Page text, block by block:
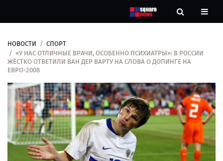
Новости
Контакты
нас
НОВОСТИ
СПОРТ
«У НАС ОТЛИЧНЫЕ ВРАЧИ, ОСОБЕННО ПСИХИАТРЫ»: В РОССИИ
ЖЁСТКО ОТВЕТИЛИ ВАН ДЕР ВАРТУ НА СЛОВА О ДОПИНГЕ НА
ЕВРО-2008